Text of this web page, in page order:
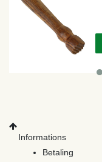
Informations
Betaling